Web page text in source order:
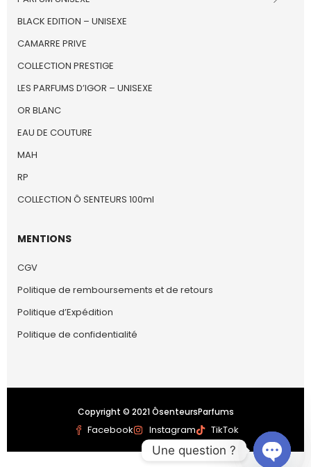
BLACK EDITION – UNISEXE
CAMARRE PRIVE
COLLECTION PRESTIGE
LES PARFUMS D’IGOR – UNISEXE
OR BLANC
EAU DE COUTURE
MAH
RP
COLLECTION Ô SENTEURS 100ml
MENTIONS
CGV
Politique de remboursements et de retours
Politique d’Expédition
Politique de confidentialité
Copyright © 2021 ÔsenteursParfums
Facebook Instagram TikTok
Une question ?